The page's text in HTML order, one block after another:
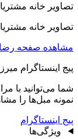
تصاویر خانه
تصاویر خانه
مشاهده صفحه
پیج اینستاگرام
شما می‌توانید با
نمونه مبل‌ها را
پیج اینستاگرام
ویژگی‌ها